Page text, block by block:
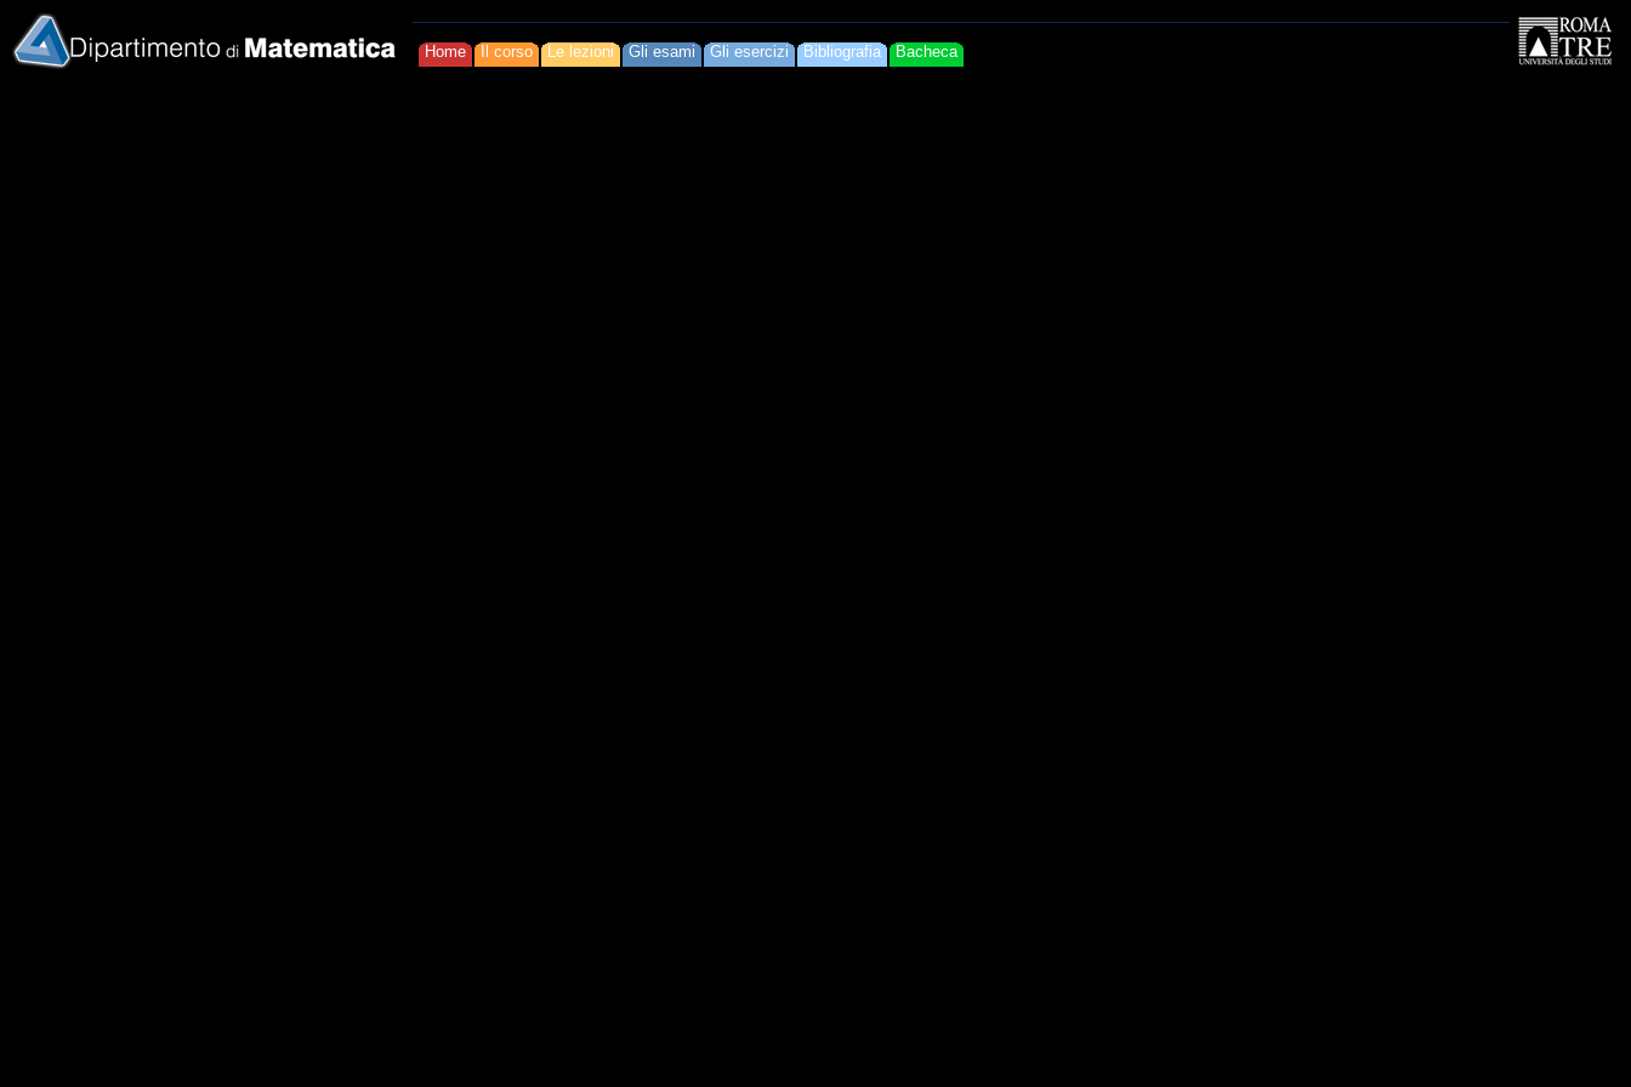
Home Il corso Le lezioni Gli esami Gli esercizi Bibliografia Bacheca